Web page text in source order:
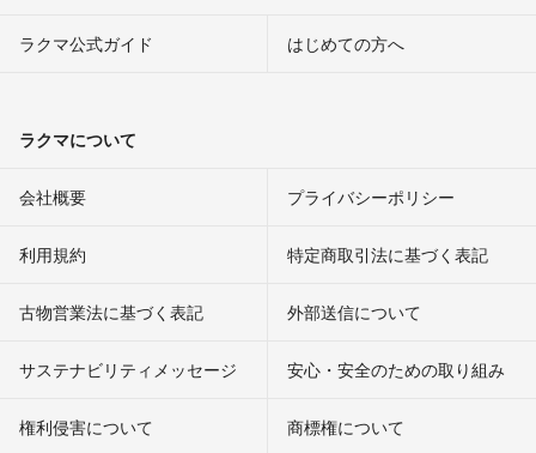
ラクマ公式ガイド はじめての方へ
ラクマについて
会社概要 プライバシーポリシー
利用規約 特定商取引法に基づく表記
古物営業法に基づく表記 外部送信について
サステナビリティメッセージ 安心・安全のための取り組み
権利侵害について
商標権について